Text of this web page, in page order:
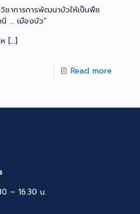
ชาการการพัฒนาบัวให้เป็นพืช
… เมืองบัว”
[…]
Read more
– 16.30 น.